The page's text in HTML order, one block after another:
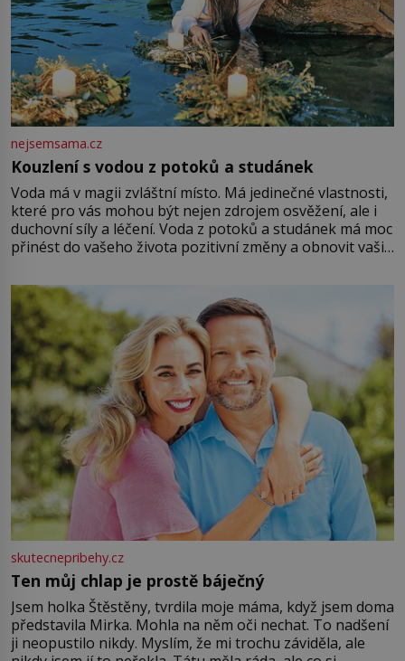
nejsemsama.cz
Kouzlení s vodou z potoků a studánek
Voda má v magii zvláštní místo. Má jedinečné vlastnosti,
které pro vás mohou být nejen zdrojem osvěžení, ale i
duchovní síly a léčení. Voda z potoků a studánek má moc
přinést do vašeho života pozitivní změny a obnovit vaši
můžete obohatit své rituály a přinést do svého života
větší harmonii a klid. Je důležité
skutecnepribehy.cz
Ten můj chlap je prostě báječný
Jsem holka Štěstěny, tvrdila moje máma, když jsem doma
představila Mirka. Mohla na něm oči nechat. To nadšení
ji neopustilo nikdy. Myslím, že mi trochu záviděla, ale